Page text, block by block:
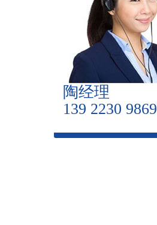
陶经理
139 2230 9869